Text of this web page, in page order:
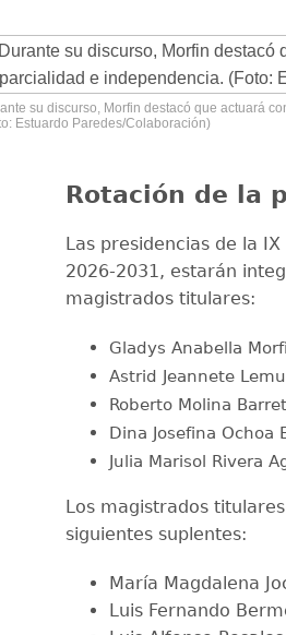
su discurso, Morfin destacó que actuará
Estuardo Paredes/Colaboración)
Rotación de la
Las presidencias de la
2026-2031, estarán
magistrados titulares:
Gladys Anabella
Astrid Jeannete
Roberto Molina
Dina Josefina Ochoa
Julia Marisol Rivera
Los magistrados
siguientes suplentes:
María Magdalena
Luis Fernando